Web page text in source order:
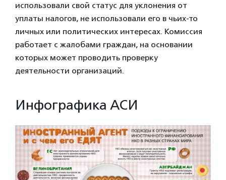
использовали свой статус для уклонения от
уплаты налогов, не использовали его в чьих-то
личных или политических интересах. Комиссия
работает с жалобами граждан, на основании
которых может проводить проверку
деятельности организаций.
Инфографика АСИ